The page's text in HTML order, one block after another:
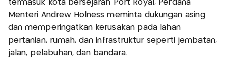
termasuk kota bersejarah Port Royal, Perdana
Menteri Andrew Holness meminta dukungan asing
dan memperingatkan kerusakan pada lahan
pertanian, rumah, dan infrastruktur seperti jembatan,
jalan, pelabuhan, dan bandara.